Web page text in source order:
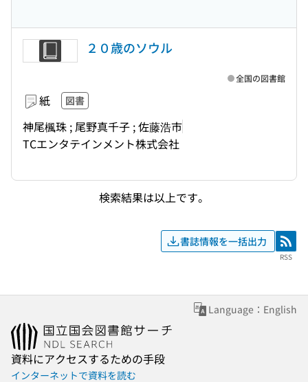
２０歳のソウル
紙 図書
神尾楓珠 ; 尾野真千子 ; 佐藤浩市
TCエンタテインメント株式会社
全国の図書館
検索結果は以上です。
書誌情報を一括出力 RSS
RSS
Language：English
資料にアクセスするための手段
インターネットで資料を読む